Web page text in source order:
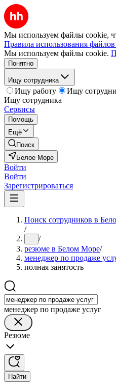
Мы используем файлы cookie,
Правила использования
Мы используем файлы cookie.
Понятно
Ищу сотрудника
Ищу работу
Ищу
Ищу сотрудника
Сервисы
Помощь
Ещё
Поиск
Белое Море
Войти
Войти
Зарегистрироваться
Поиск сотрудников в
/
... /
резюме в Белом Море/
менеджер по продаже
полная занятость
менеджер по продаже услуг
Резюме
Найти